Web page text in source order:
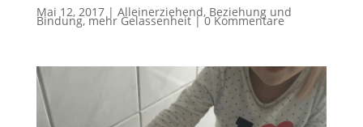
Mai 12, 2017| Alleinerziehend, Beziehung und
Bindung,mehr Gelassenheit|0 Kommentare